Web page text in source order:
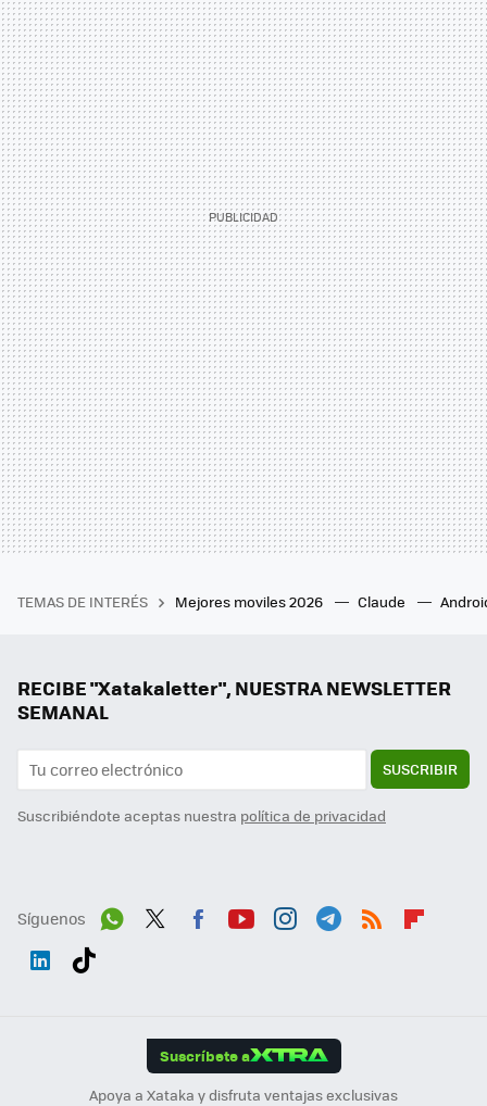
TEMAS DE INTERÉS Mejores moviles 2026 Claude
RECIBE "Xatakaletter", NUESTRA NEWSLETTER
SEMANAL
SUSCRIBIR
Suscribiéndote aceptas nuestra política de privacidad
Síguenos
Suscríbete a
Apoya a Xataka y disfruta ventajas exclusivas